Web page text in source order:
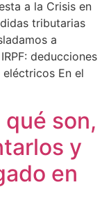
a la Crisis en
tributarias
a
deducciones
En el
son,
y
en